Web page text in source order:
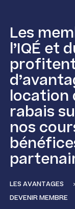
Les
l’IQÉ et
location
rabais
nos
LES AVANTAGES
DEVENIR MEMBRE